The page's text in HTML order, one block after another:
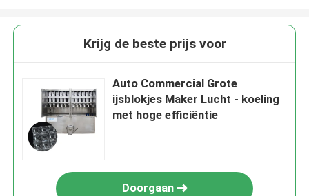
Krijg de beste prijs voor
Auto Commercial Grote
ijsblokjes Maker Lucht - koeling
met hoge efficiëntie
Doorgaan